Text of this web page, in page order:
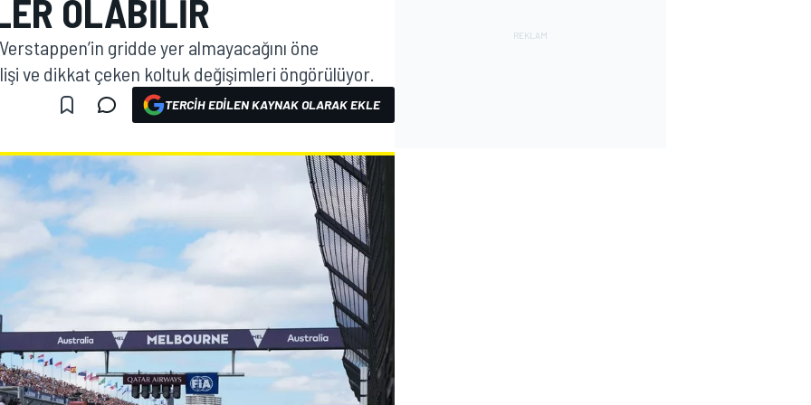
OLABILIR
gridde yer almayacağını öne
ve dikkat çeken koltuk değişimleri öngörülüyor.
TERCIH EDILEN KAYNAK OLARAK EKLE